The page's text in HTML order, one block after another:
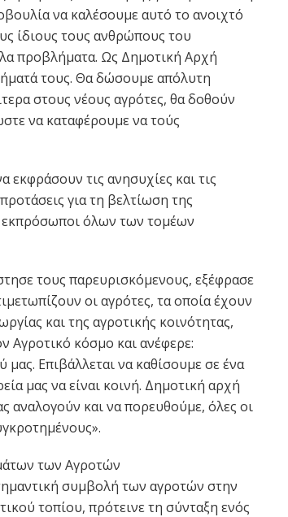
να καλέσουμε αυτό το ανοιχτό
ίδιους τους ανθρώπους του
προβλήματα. Ως Δημοτική Αρχή
τους. Θα δώσουμε απόλυτη
στους νέους αγρότες, θα δοθούν
να καταφέρουμε να τούς
εκφράσουν τις ανησυχίες και τις
για τη βελτίωση της
εκπρόσωποι όλων των τομέων
τους παρευρισκόμενους, εξέφρασε
οι αγρότες, τα οποία έχουν
και της αγροτικής κοινότητας,
Αγροτικό κόσμο και ανέφερε:
μας. Επιβάλλεται να καθίσουμε σε ένα
μας να είναι κοινή. Δημοτική αρχή
αναλογούν και να πορευθούμε, όλες οι
των Αγροτών
συμβολή των αγροτών στην
τοπίου, πρότεινε τη σύνταξη ενός